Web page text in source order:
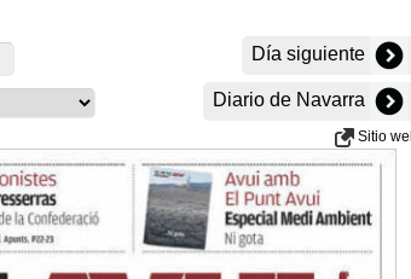
Día siguiente
Diario de Navarra
Sitio